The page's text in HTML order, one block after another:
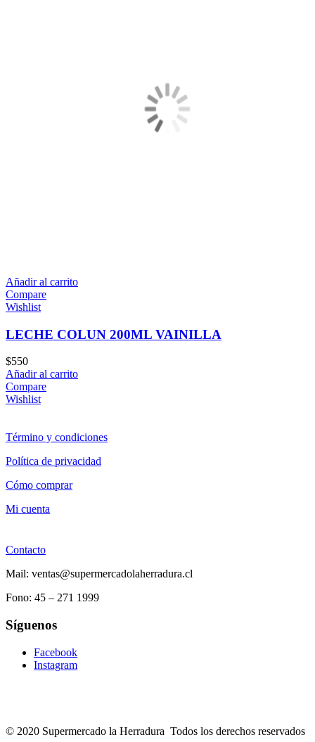
Añadir al carrito
Compare
Wishlist
LECHE COLUN 200ML VAINILLA
$550
Añadir al carrito
Compare
Wishlist
Término y condiciones
Política de privacidad
Cómo comprar
Mi cuenta
Contacto
Mail: ventas@supermercadolaherradura.cl
Fono: 45 – 271 1999
Síguenos
Facebook
Instagram
© 2020 Supermercado la Herradura Todos los derechos reservados